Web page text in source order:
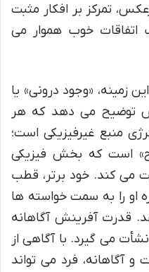
تمرکز بر افکار مثبت
اتفاقات خوب هموار می
زمینه، «وجود درونی» یا
توضیح می دهد که هر
منبع غیرفیزیکی است؛
است که بخش فیزیکی
می کند. خود برتر، قطب
او را به سمت خواسته ها
قدرت آفرینش آگاهانه
نشأت می گیرد. با آگاهی از
و آگاهانه، فرد می تواند